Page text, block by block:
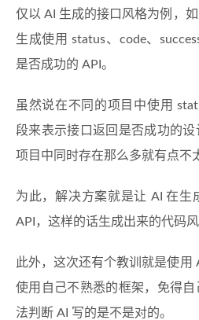
仅以 AI 生成的接口风格为例，
生成使用 status、code、
是否成功的 API。
虽然说在不同的项目中使用
段来表示接口返回是否成功的
项目中同时存在那么多就有点不
为此，解决方案就是让 AI 在生
API，这样的话生成出来的代码
此外，这次还有个教训就是使用
使用自己不熟悉的框架，免得
法判断 AI 写的是不是对的。